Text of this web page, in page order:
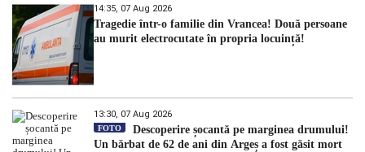
14:35, 07 Aug 2026
Tragedie într-o familie din Vrancea! Două persoane
au murit electrocutate în propria locuință!
13:30, 07 Aug 2026
FOTO
Descoperire șocantă pe marginea drumului!
Un bărbat de 62 de ani din Argeș a fost găsit mort